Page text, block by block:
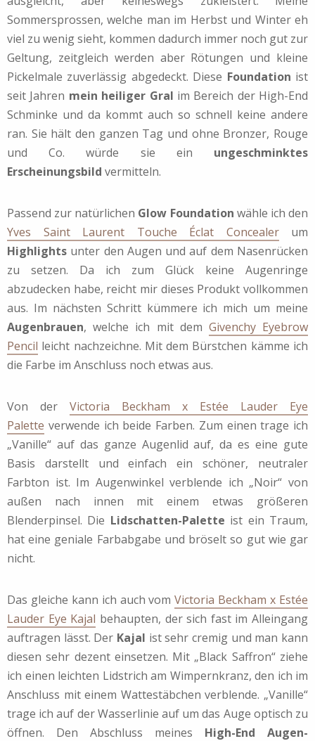
Sommersprossen, welche man im Herbst und Winter eh
viel zu wenig sieht, kommen dadurch immer noch gut zur
Geltung, zeitgleich werden aber Rötungen und kleine
Pickelmale zuverlässig abgedeckt. Diese Foundation ist
seit Jahren mein heiliger Gral im Bereich der High-End
Schminke und da kommt auch so schnell keine andere
ran. Sie hält den ganzen Tag und ohne Bronzer, Rouge
und Co. würde sie ein ungeschminktes
Erscheinungsbild vermitteln.
Passend zur natürlichen Glow Foundation wähle ich den
Yves Saint Laurent Touche Éclat Concealerum
Highlights unter den Augen und auf dem Nasenrücken
zu setzen. Da ich zum Glück keine Augenringe
abzudecken habe, reicht mir dieses Produkt vollkommen
aus. Im nächsten Schritt kümmere ich mich um meine
Augenbrauen, welche ich mit dem Givenchy Eyebrow
Pencil leicht nachzeichne. Mit dem Bürstchen kämme ich
die Farbe im Anschluss noch etwas aus.
Von der Victoria Beckham x Estée Lauder Eye
Palette verwende ich beide Farben. Zum einen trage ich
„Vanille“ auf das ganze Augenlid auf, da es eine gute
Basis darstellt und einfach ein schöner, neutraler
Farbton ist. Im Augenwinkel verblende ich „Noir“ von
außen nach innen mit einem etwas größeren
Blenderpinsel. Die Lidschatten-Palette ist ein Traum,
hat eine geniale Farbabgabe und bröselt so gut wie gar
nicht.
Das gleiche kann ich auch vomVictoria Beckham x Estée
Lauder Eye Kajal behaupten, der sich fast im Alleingang
auftragen lässt. Der Kajal ist sehr cremig und man kann
diesen sehr dezent einsetzen. Mit „Black Saffron“ ziehe
ich einen leichten Lidstrich am Wimpernkranz, den ich im
Anschluss mit einem Wattestäbchen verblende. „Vanille“
trage ich auf der Wasserlinie auf um das Auge optisch zu
öffnen. Den Abschluss meines High-End Augen-